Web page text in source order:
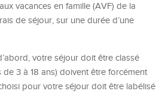
vacances en famille (AVF) de la
de séjour, sur une durée d’une
votre séjour doit être classé
de 3 à 18 ans) doivent être forcément
pour votre séjour doit être labélisé